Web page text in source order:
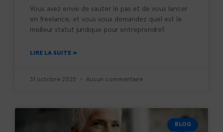
Vous avez envie de sauter le pas et de vous lancer
en freelance, et vous vous demandez quel est le
meilleur statut juridique pour entreprendre?
LIRE LA SUITE »
31 octobre 2025 Aucun commentaire
BLOG